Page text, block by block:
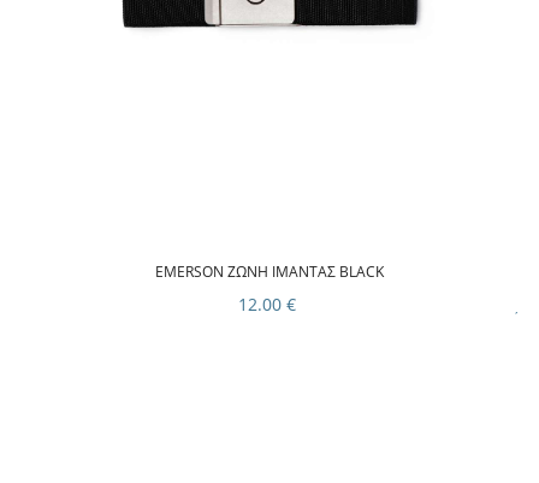
EMERSON ΖΩΝΗ ΙΜΑΝΤΑΣ BLACK
12.00 €